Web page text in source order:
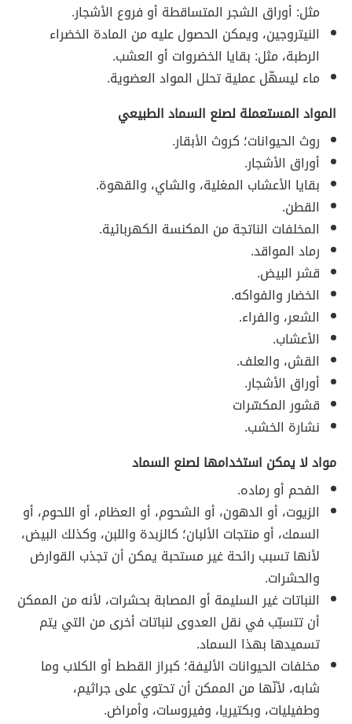
مثل: أوراق الشجر المتساقطة أو فروع الأشجار.
النيتروجين، ويمكن الحصول عليه من المادة الخضراء
الرطبة، مثل: بقايا الخضروات أو العشب.
ماء ليسهّل عملية تحلل المواد العضوية.
المواد المستعملة لصنع السماد الطبيعي
روث الحيوانات؛ كروث الأبقار.
أوراق الأشجار.
بقايا الأعشاب المغلية، والشاي، والقهوة.
القطن.
المخلفات الناتجة من المكنسة الكهربائية.
رماد المواقد.
قشر البيض.
الخضار والفواكه.
الشعر، والفراء.
الأعشاب.
القش، والعلف.
أوراق الأشجار.
قشور المكسّرات
نشارة الخشب.
مواد لا يمكن استخدامها لصنع السماد
الفحم أو رماده.
الزيوت، أو الدهون، أو الشحوم، أو العظام، أو اللحوم، أو
السمك، أو منتجات الألبان؛ كالزبدة واللبن، وكذلك البيض،
لأنها تسبب رائحة غير مستحبة يمكن أن تجذب القوارض
والحشرات.
النباتات غير السليمة أو المصابة بحشرات، لأنه من الممكن
أن تتسبّب في نقل العدوى لنباتات أخرى من التي يتم
تسميدها بهذا السماد.
مخلفات الحيوانات الأليفة؛ كبراز القطط أو الكلاب وما
شابه، لأنّها من الممكن أن تحتوي على جراثيم،
وطفيليات، وبكتيريا، وفيروسات، وأمراض.